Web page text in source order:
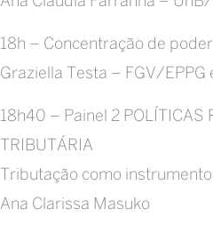
18h – Concentração de
Graziella Testa – FGV/EPPG
18h40 – Painel 2 POLÍTICAS
TRIBUTÁRIA
Tributação como
Ana Clarissa Masuko